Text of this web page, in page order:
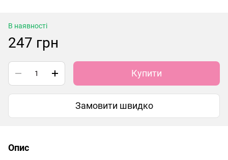
В наявності
247 грн
Купити
Замовити швидко
Опис